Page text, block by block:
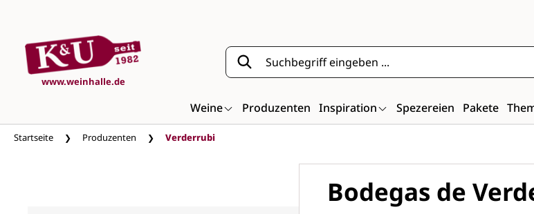
www.weinhalle.de
Weine Produzenten Inspiration Spezereien Pakete
Startseite Produzenten Verderrubi
Bodegas de